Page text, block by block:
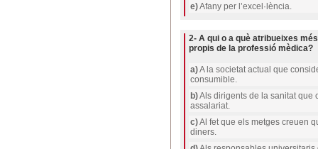
e)Afany per l’excel·lència.
2- A qui o a què atribueixes
propis de la professió mèdica?
a)A la societat actual que
consumible.
b)Als dirigents de la sanitat que
assalariat.
c)Al fet que els metges creuen
diners.